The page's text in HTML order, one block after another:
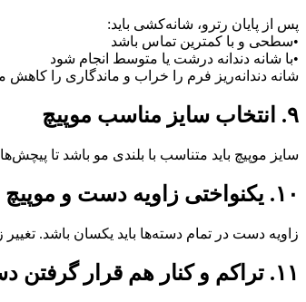
پس از پایان رترو، شانه‌کشی باید:
•سطحی و با کمترین تماس باشد
•با شانه دندانه درشت یا متوسط انجام شود
شانه دندانه‌ریز فرم را خراب و ماندگاری را کاهش
۹. انتخاب سایز مناسب موپیچ
سایز موپیچ باید متناسب با بلندی مو باشد تا
۱۰. یکنواختی زاویه دست و موپیچ
زاویه دست در تمام دسته‌ها باید یکسان باشد.
۱۱. تراکم و کنار هم قرار گرفتن دسته‌ها